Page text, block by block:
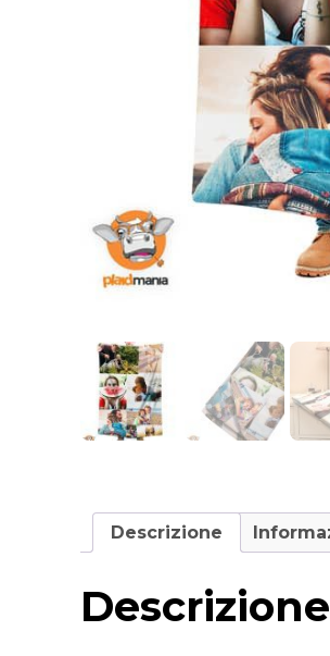
Descrizione
Descrizione